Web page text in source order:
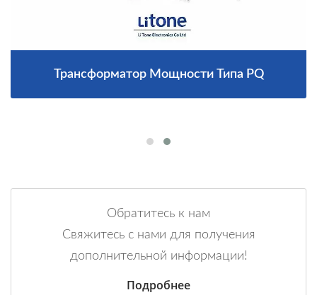
Трансформатор Мощности Типа PQ
Обратитесь к нам
Свяжитесь с нами для получения
дополнительной информации!
Подробнее